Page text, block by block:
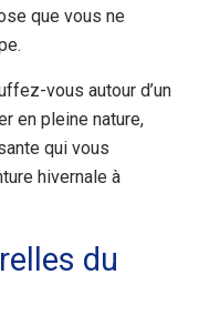
que vous ne
vous autour d’un
en pleine nature,
qui vous
hivernale à
du